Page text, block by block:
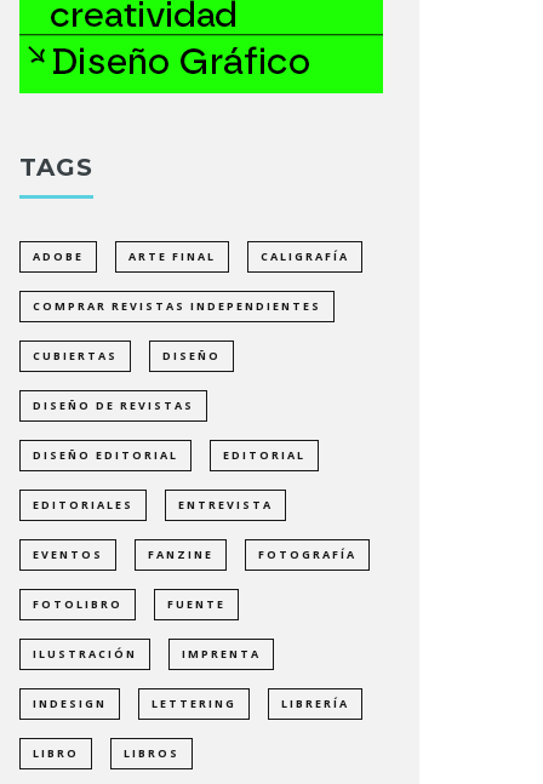
TAGS
ADOBE ARTE FINAL CALIGRAFÍA
COMPRAR REVISTAS INDEPENDIENTES
CUBIERTAS DISEÑO
DISEÑO DE REVISTAS
DISEÑO EDITORIAL EDITORIAL
EDITORIALES ENTREVISTA
EVENTOS FANZINE FOTOGRAFÍA
FOTOLIBRO FUENTE
ILUSTRACIÓN IMPRENTA
INDESIGN LETTERING LIBRERÍA
LIBRO LIBROS